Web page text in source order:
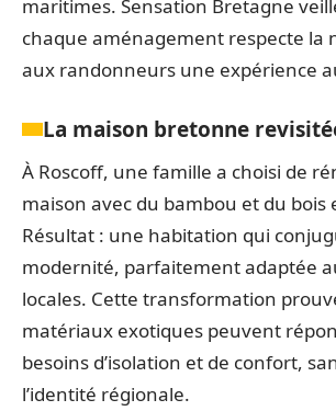
maritimes. Sensation Bretagne
chaque aménagement respecte la
aux randonneurs une expérience
La maison bretonne
À Roscoff, une famille a choisi de
maison avec du bambou et du bois
Résultat : une habitation qui
modernité, parfaitement adaptée
locales. Cette transformation
matériaux exotiques peuvent
besoins d’isolation et de confort,
l’identité régionale.